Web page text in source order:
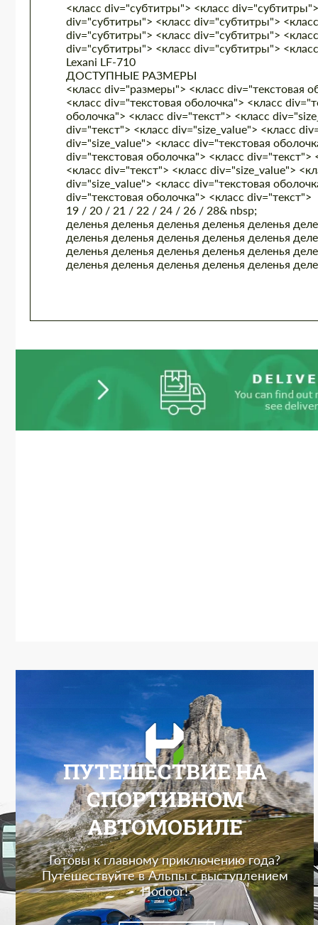
<класс div="субтитры"> <класс
div="субтитры"> <класс div="субтитры">
div="субтитры"> <класс div="субтитры">
div="субтитры"> <класс div="субтитры">
Lexani LF-710
ДОСТУПНЫЕ РАЗМЕРЫ
<класс div="размеры"> <класс div="текстовая
<класс div="текстовая оболочка"> <класс
оболочка"> <класс div="текст"> <класс
div="текст"> <класс div="size_value"> <класс
div="size_value"> <класс div="текстовая
div="текстовая оболочка"> <класс
<класс div="текст"> <класс div="size_value">
div="size_value"> <класс div="текстовая
div="текстовая оболочка"> <класс div="текст">
19 / 20 / 21 / 22 / 24 / 26 / 28& nbsp;
деленья деленья деленья деленья деленья
деленья деленья деленья деленья деленья
деленья деленья деленья деленья деленья
деленья деленья деленья деленья деленья
ПУТЕШЕСТВИЕ НА
СПОРТИВНОМ
АВТОМОБИЛЕ
Готовы к главному приключению года?
Путешествуйте в Альпы с выступлением
Hodoor!